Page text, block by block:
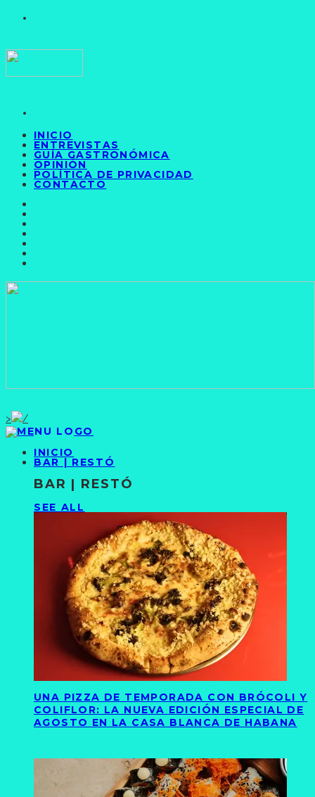
INICIO
ENTREVISTAS
GUÍA GASTRONÓMICA
OPINIÓN
POLÍTICA DE PRIVACIDAD
CONTACTO
>
INICIO
BAR | RESTÓ
BAR | RESTÓ
SEE ALL
UNA PIZZA DE TEMPORADA CON BRÓCOLI Y
COLIFLOR: LA NUEVA EDICIÓN ESPECIAL DE
AGOSTO EN LA CASA BLANCA DE HABANA